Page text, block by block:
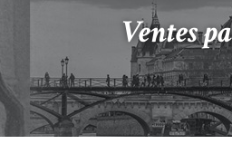
Ventes